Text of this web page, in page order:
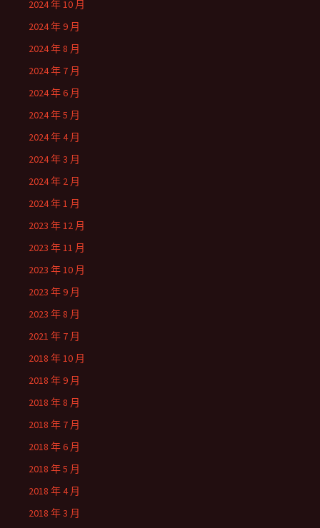
2024 年 10 月
2024 年 9 月
2024 年 8 月
2024 年 7 月
2024 年 6 月
2024 年 5 月
2024 年 4 月
2024 年 3 月
2024 年 2 月
2024 年 1 月
2023 年 12 月
2023 年 11 月
2023 年 10 月
2023 年 9 月
2023 年 8 月
2021 年 7 月
2018 年 10 月
2018 年 9 月
2018 年 8 月
2018 年 7 月
2018 年 6 月
2018 年 5 月
2018 年 4 月
2018 年 3 月